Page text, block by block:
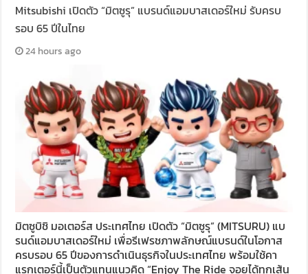
Mitsubishi เปิดตัว “มิตซูรุ” แบรนด์แอมบาสเดอร์ใหม่ รับครบ
รอบ 65 ปีในไทย
24 hours ago
มิตซูบิชิ มอเตอร์ส ประเทศไทย เปิดตัว “มิตซูรุ” (MITSURU) แบ
รนด์แอมบาสเดอร์ใหม่ เพื่อรีเฟรชภาพลักษณ์แบรนด์ในโอกาส
ครบรอบ 65 ปีของการดำเนินธุรกิจในประเทศไทย พร้อมใช้คา
แรกเตอร์นี้เป็นตัวแทนแนวคิด “Enjoy The Ride จอยได้ทุกเส้น